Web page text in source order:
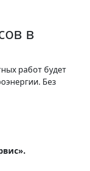
в
работ будет
Без